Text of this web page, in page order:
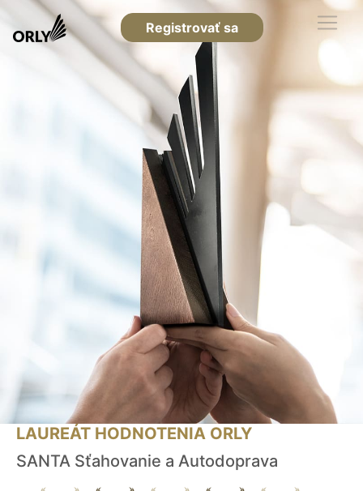
Registrovať sa
LAUREÁT HODNOTENIA ORLY
SANTA Sťahovanie a Autodoprava